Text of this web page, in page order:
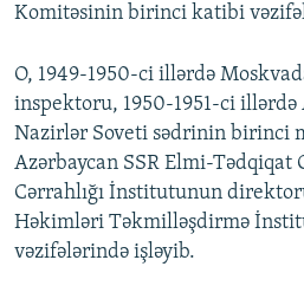
Komitəsinin birinci katibi
O, 1949-1950-ci illərdə
inspektoru, 1950-1951-ci illərdə
Nazirlər Soveti sədrinin birinci
Azərbaycan SSR Elmi-Tədqiqat
Cərrahlığı İnstitutunun
Həkimləri Təkmilləşdirmə
vəzifələrində işləyib.